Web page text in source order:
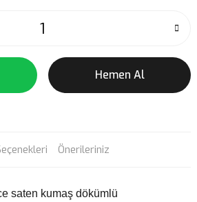
Hemen Al
Önerileriniz
saten kumaş dökümlü